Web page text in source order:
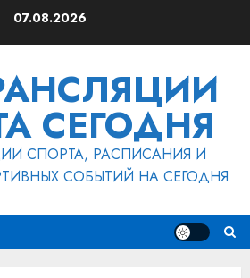
07.08.2026
СЕГОДНЯ
СПОРТА, РАСПИСАНИЯ И
СОБЫТИЙ НА СЕГОДНЯ